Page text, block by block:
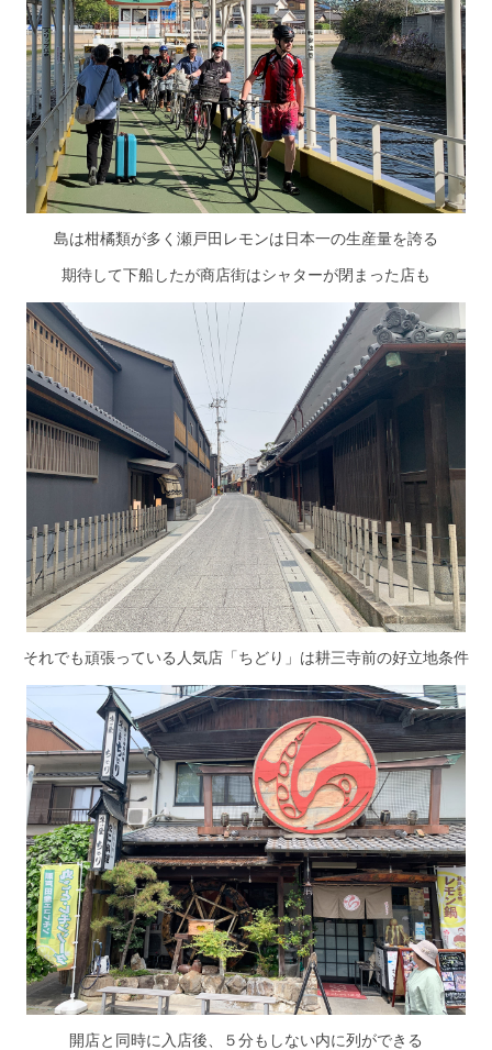
島は柑橘類が多く瀬戸田レモンは日本一の生産量を誇る
期待して下船したが商店街はシャターが閉まった店も
それでも頑張っている人気店「ちどり」は耕三寺前の好立地条件
開店と同時に入店後、５分もしない内に列ができる